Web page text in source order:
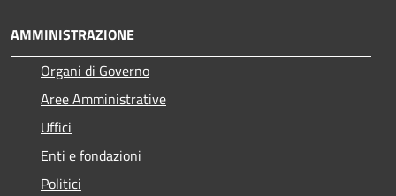
AMMINISTRAZIONE
Organi di Governo
Aree Amministrative
Uffici
Enti e fondazioni
Politici